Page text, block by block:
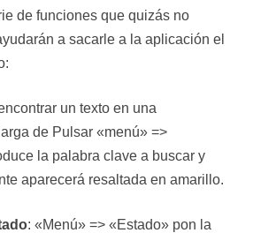
de funciones que quizás no
a sacarle a la aplicación el
un texto en una
de Pulsar «menú» =>
la palabra clave a buscar y
aparecerá resaltada en amarillo.
: «Menú» => «Estado» pon la